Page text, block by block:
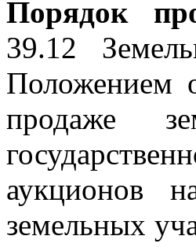
Порядок
39.12
Положением
продаже
аукционов
земельных